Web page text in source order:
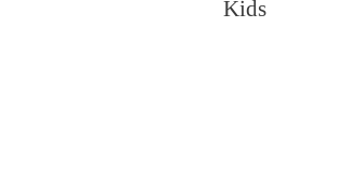
Kids